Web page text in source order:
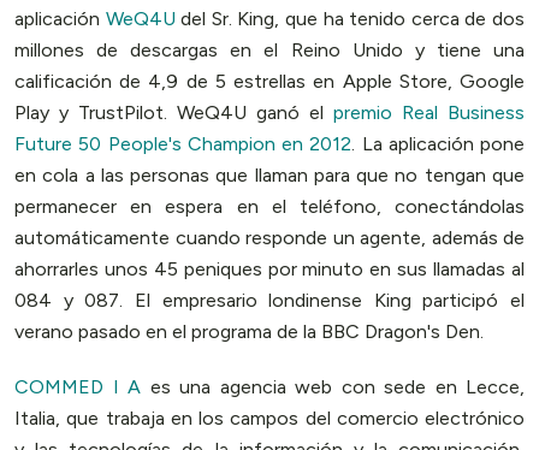
aplicación WeQ4U del Sr. King, que ha tenido cerca de dos
millones de descargas en el Reino Unido y tiene una
calificación de 4,9 de 5 estrellas en Apple Store, Google
Play y TrustPilot. WeQ4U ganó el premio Real Business
Future 50 People's Champion en 2012. La aplicación pone
en cola a las personas que llaman para que no tengan que
permanecer en espera en el teléfono, conectándolas
automáticamente cuando responde un agente, además de
ahorrarles unos 45 peniques por minuto en sus llamadas al
084 y 087. El empresario londinense King participó el
verano pasado en el programa de la BBC Dragon's Den.
COMMED I A es una agencia web con sede en Lecce,
Italia, que trabaja en los campos del comercio electrónico